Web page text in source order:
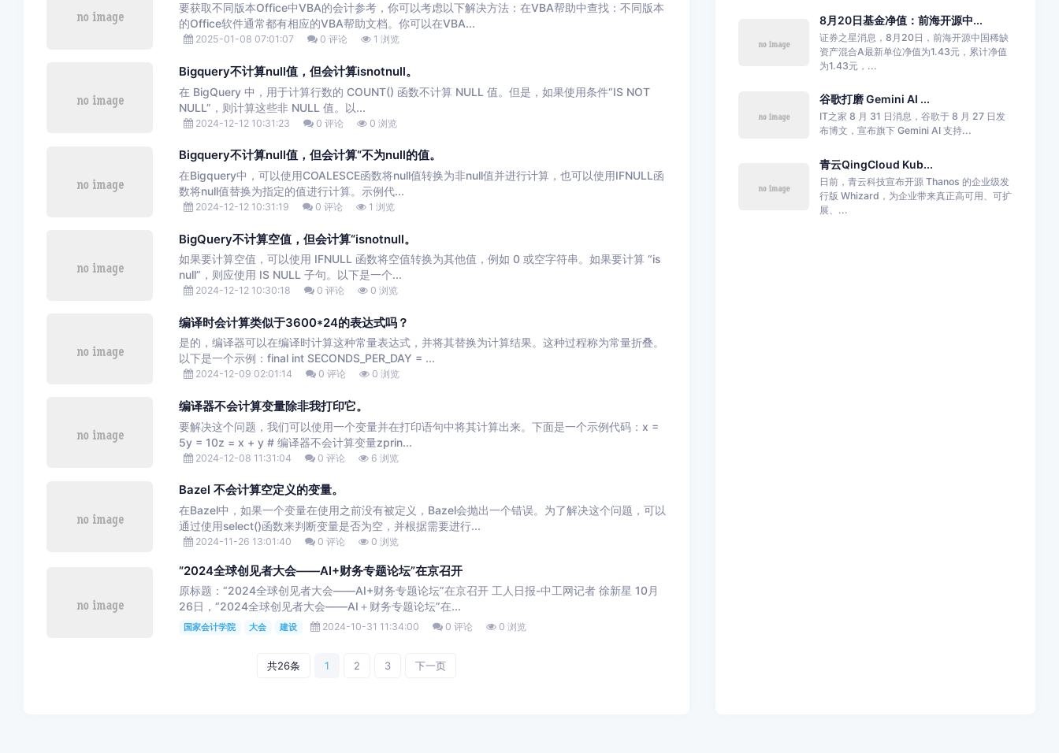
要获取不同版本Office中VBA的会计参考，你可以考虑以下解决方法：在VBA帮助中查找：不同版本
的Office软件通常都有相应的VBA帮助文档。你可以在VBA...
2025-01-08 07:01:07 0 评论 1 浏览
Bigquery不计算null值，但会计算isnotnull。
在 BigQuery 中，用于计算行数的 COUNT() 函数不计算 NULL 值。但是，如果使用条件“IS NOT
NULL”，则计算这些非 NULL 值。以...
2024-12-12 10:31:23 0 评论 0 浏览
Bigquery不计算null值，但会计算“不为null的值。
在Bigquery中，可以使用COALESCE函数将null值转换为非null值并进行计算，也可以使用IFNULL函
数将null值替换为指定的值进行计算。示例代...
2024-12-12 10:31:19 0 评论 1 浏览
BigQuery不计算空值，但会计算“isnotnull。
如果要计算空值，可以使用 IFNULL 函数将空值转换为其他值，例如 0 或空字符串。如果要计算 “is
null”，则应使用 IS NULL 子句。以下是一个...
2024-12-12 10:30:18 0 评论 0 浏览
编译时会计算类似于3600*24的表达式吗？
是的，编译器可以在编译时计算这种常量表达式，并将其替换为计算结果。这种过程称为常量折叠。
以下是一个示例：final int SECONDS_PER_DAY = ...
2024-12-09 02:01:14 0 评论 0 浏览
编译器不会计算变量除非我打印它。
要解决这个问题，我们可以使用一个变量并在打印语句中将其计算出来。下面是一个示例代码：x =
5y = 10z = x + y # 编译器不会计算变量zprin...
2024-12-08 11:31:04 0 评论 6 浏览
Bazel 不会计算空定义的变量。
在Bazel中，如果一个变量在使用之前没有被定义，Bazel会抛出一个错误。为了解决这个问题，可以
通过使用select()函数来判断变量是否为空，并根据需要进行...
2024-11-26 13:01:40 0 评论 0 浏览
“2024全球创见者大会——AI+财务专题论坛”在京召开
原标题：“2024全球创见者大会——AI+财务专题论坛”在京召开 工人日报-中工网记者 徐新星 10月
26日，“2024全球创见者大会——AI＋财务专题论坛”在...
国家会计学院 大会 建设 2024-10-31 11:34:00 0 评论 0 浏览
共26条 1 2 3 下一页
8月20日基金净值：前海开源中...
证券之星消息，8月20日，前海开源中国稀缺
资产混合A最新单位净值为1.43元，累计净值
为1.43元，...
谷歌打磨 Gemini AI ...
IT之家 8 月 31 日消息，谷歌于 8 月 27 日发
布博文，宣布旗下 Gemini AI 支持...
青云QingCloud Kub...
日前，青云科技宣布开源 Thanos 的企业级发
行版 Whizard，为企业带来真正高可用、可扩
展、...